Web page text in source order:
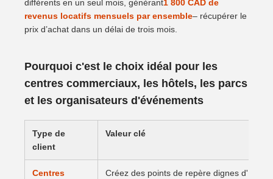
différents en un seul mois, générant1 800 CAD de
revenus locatifs mensuels par ensemble– récupérer le
prix d’achat dans un délai de trois mois.
Pourquoi c'est le choix idéal pour les
centres commerciaux, les hôtels, les parcs
et les organisateurs d'événements
Type de
client
Valeur clé
Centres
Créez des points de repère dignes